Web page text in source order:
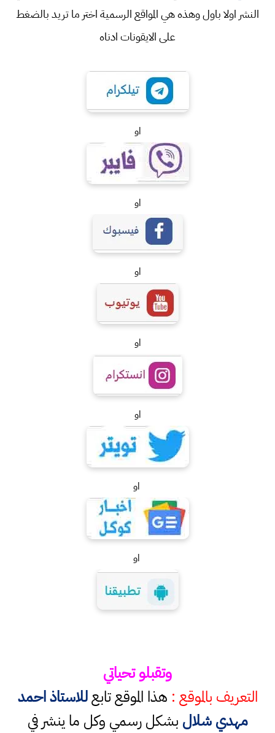
النشر اولا باول وهذه هي المواقع الرسمية اختر ما تريد بالضغط
على الايقونات ادناه
او
او
او
او
او
او
او
وتقبلو تحياتي
التعريف بالموقع : هذا الموقع تابعللاستاذ احمد
مهدي شلال بشكل رسمي وكل ما ينشر في